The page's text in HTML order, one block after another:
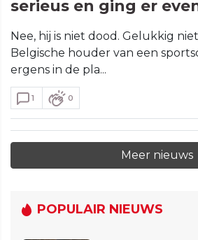
serieus en ging er
Nee, hij is niet dood. Gelukkig
Belgische houder van een
ergens in de pla...
1 0
Meer nieuws
POPULAIR NIEUWS